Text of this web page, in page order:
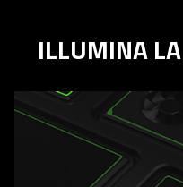
ILLUMINA